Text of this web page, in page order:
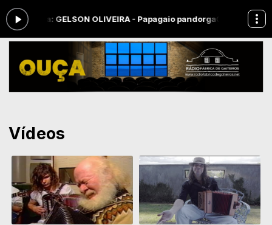
agora: GELSON OLIVEIRA - Papagaio pandorgaCAMPO A
Vídeos